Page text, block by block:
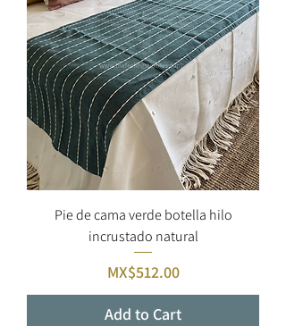
Pie de cama verde botella hilo
incrustado natural
Price
MX$512.00
Add to Cart